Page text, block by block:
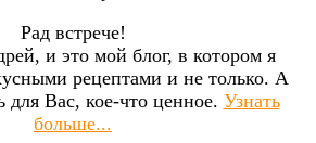
Рад встрече!
и это мой блог, в котором я
рецептами и не только. А
для Вас, кое-что ценное. Узнать
больше...